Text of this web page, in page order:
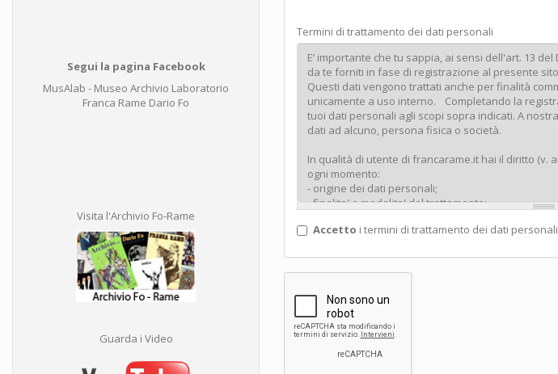
Segui la pagina Facebook
MusAlab - Museo Archivio Laboratorio
Franca Rame Dario Fo
Visita l'Archivio Fo-Rame
Guarda i Video
Termini di trattamento dei dati personali
Accetto i termini di trattamento dei dati personali